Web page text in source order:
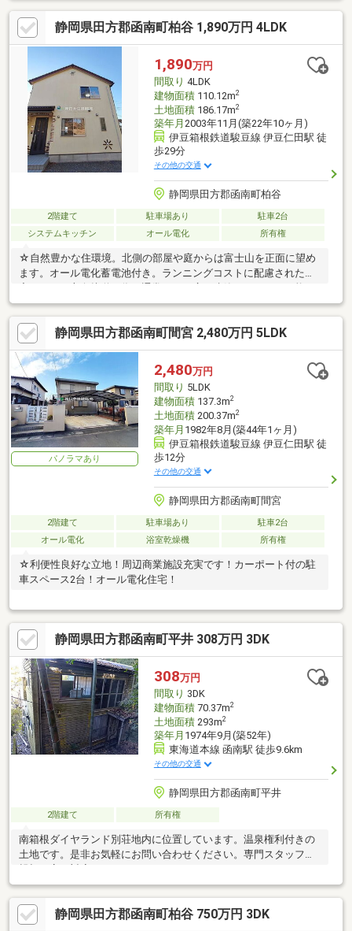
静岡県田方郡函南町柏谷 1,890万円 4LDK
1,890万円
間取り 4LDK
建物面積110.12m2
土地面積186.17m2
築年月 2003年11月(築22年10ヶ月)
伊豆箱根鉄道駿豆線 伊豆仁田駅 徒
歩29分
その他の交通
静岡県田方郡函南町柏谷
2階建て 駐車場あり
駐車2台
システムキッチン
オール電化 所有権
☆自然豊かな住環境。北側の部屋や庭からは富士山を正面に望め
ます。オール電化蓄電池付き。ランニングコストに配慮された住
す。
静岡県田方郡函南町間宮 2,480万円 5LDK
パノラマあり
2,480万円
間取り 5LDK
建物面積137.3m2
土地面積200.37m2
築年月 1982年8月(築44年1ヶ月)
伊豆箱根鉄道駿豆線 伊豆仁田駅 徒
歩12分
その他の交通
静岡県田方郡函南町間宮
2階建て 駐車場あり
駐車2台
オール電化
浴室乾燥機 所有権
☆利便性良好な立地！周辺商業施設充実です！カーポート付の駐
車スペース2台！オール電化住宅！
静岡県田方郡函南町平井 308万円 3DK
308万円
間取り 3DK
建物面積70.37m2
土地面積293m2
築年月 1974年9月(築52年)
東海道本線 函南駅 徒歩9.6km
その他の交通
静岡県田方郡函南町平井
2階建て 所有権
南箱根ダイヤランド別荘地内に位置しています。温泉権利付きの
土地です。是非お気軽にお問い合わせください。専門スタッフが
静岡県田方郡函南町柏谷 750万円 3DK